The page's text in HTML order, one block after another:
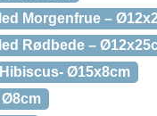
Morgenfrue –
Rødbede –
Ø15x8cm
Ø8cm